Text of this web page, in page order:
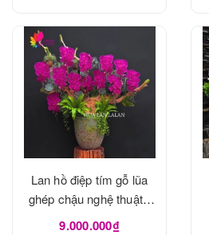
Lan hồ điệp tím gỗ lũa
ghép chậu nghệ thuật -
LHD1190
9.000.000₫